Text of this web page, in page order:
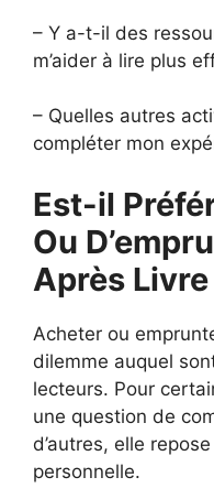
– Y a-t-il des
m’aider à lire plus
– Quelles autres
compléter mon
Est-il
Ou
Après Livre
Acheter ou
dilemme auquel
lecteurs. Pour
une question de
d’autres, elle
personnelle.